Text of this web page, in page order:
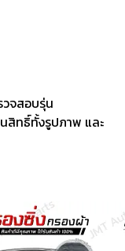
จสอบรุ่น
สิทธิ์ทั้งรูปภาพ และ